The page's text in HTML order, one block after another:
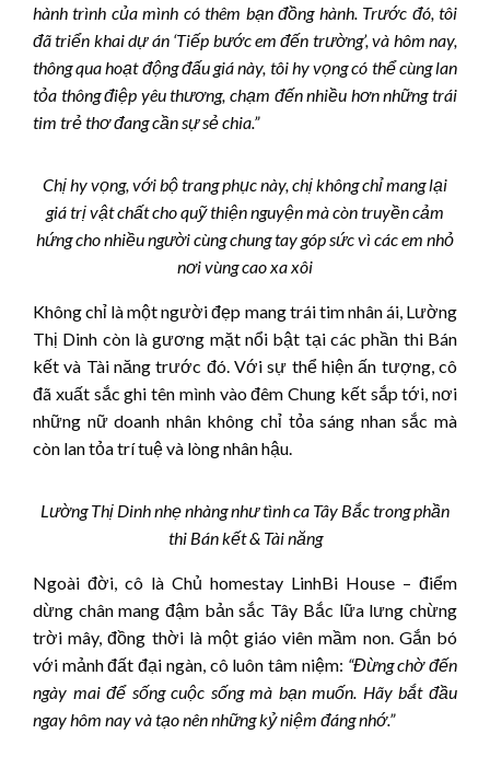
hành trình của mình có thêm bạn đồng hành. Trước đó, tôi
đã triển khai dự án ‘Tiếp bước em đến trường’, và hôm nay,
thông qua hoạt động đấu giá này, tôi hy vọng có thể cùng lan
tỏa thông điệp yêu thương, chạm đến nhiều hơn những trái
tim trẻ thơ đang cần sự sẻ chia.”
Chị hy vọng, với bộ trang phục này, chị không chỉ mang lại
giá trị vật chất cho quỹ thiện nguyện mà còn truyền cảm
hứng cho nhiều người cùng chung tay góp sức vì các em nhỏ
nơi vùng cao xa xôi
Không chỉ là một người đẹp mang trái tim nhân ái, Lường
Thị Dinh còn là gương mặt nổi bật tại các phần thi Bán
kết và Tài năng trước đó. Với sự thể hiện ấn tượng, cô
đã xuất sắc ghi tên mình vào đêm Chung kết sắp tới, nơi
những nữ doanh nhân không chỉ tỏa sáng nhan sắc mà
còn lan tỏa trí tuệ và lòng nhân hậu.
Lường Thị Dinh nhẹ nhàng như tình ca Tây Bắc trong phần
thi Bán kết & Tài năng
Ngoài đời, cô là Chủ homestay LinhBi House – điểm
dừng chân mang đậm bản sắc Tây Bắc lữa lưng chừng
trời mây, đồng thời là một giáo viên mầm non. Gắn bó
với mảnh đất đại ngàn, cô luôn tâm niệm: “Đừng chờ đến
ngày mai để sống cuộc sống mà bạn muốn. Hãy bắt đầu
ngay hôm nay và tạo nên những kỷ niệm đáng nhớ.”